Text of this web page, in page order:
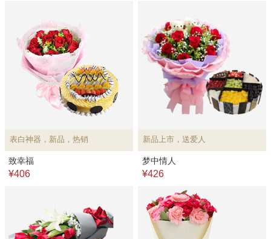
表白神器，新品，热销
致幸福
¥406
新品上市，送爱人
梦中情人
¥426